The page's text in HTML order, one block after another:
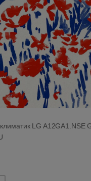
LG A12GA1.NSE